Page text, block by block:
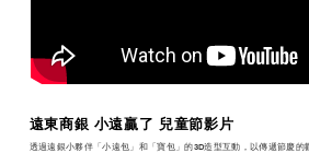
遠東商銀 小遠贏了 兒童節影片
透過遠銀小夥伴「小遠包」和「寶包」的3D造型互動，以傳遞節慶